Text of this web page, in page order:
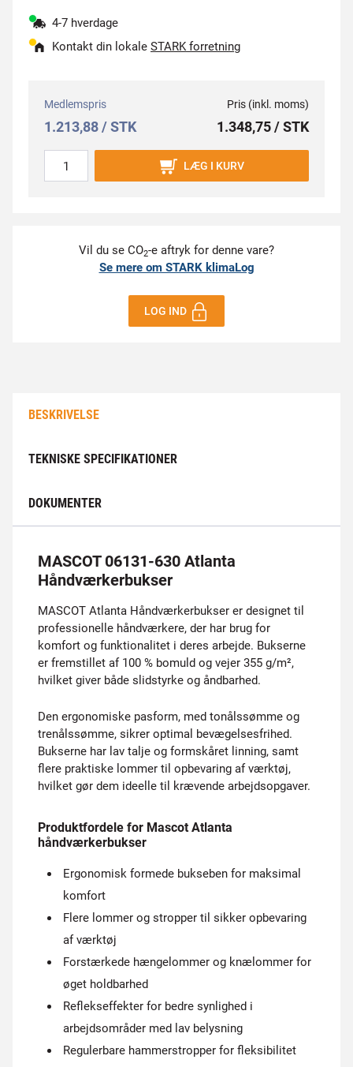
4-7 hverdage
Kontakt din lokale STARK forretning
Medlemspris
1.213,88 / STK
Pris (inkl. moms)
1.348,75 / STK
LÆG I KURV
Vil du se CO2-e aftryk for denne vare?
Se mere om STARK klimaLog
LOG IND
BESKRIVELSE
TEKNISKE SPECIFIKATIONER
DOKUMENTER
MASCOT 06131-630 Atlanta
Håndværkerbukser
MASCOT Atlanta Håndværkerbukser er designet til
professionelle håndværkere, der har brug for
komfort og funktionalitet i deres arbejde. Bukserne
er fremstillet af 100 % bomuld og vejer 355 g/m²,
hvilket giver både slidstyrke og åndbarhed.
Den ergonomiske pasform, med tonålssømme og
trenålssømme, sikrer optimal bevægelsesfrihed.
Bukserne har lav talje og formskåret linning, samt
flere praktiske lommer til opbevaring af værktøj,
hvilket gør dem ideelle til krævende arbejdsopgaver.
Produktfordele for Mascot Atlanta
håndværkerbukser
Ergonomisk formede bukseben for maksimal
komfort
Flere lommer og stropper til sikker opbevaring
af værktøj
Forstærkede hængelommer og knælommer for
øget holdbarhed
Reflekseffekter for bedre synlighed i
arbejdsområder med lav belysning
Regulerbare hammerstropper for fleksibilitet